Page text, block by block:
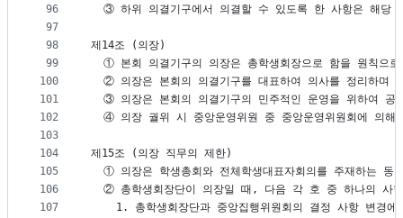
96
97
98
99
100
101
102
103
104
105
106
107
③ 하위 의결기구에서 의결할 수 있도록 한 사항은 해당
제14조 (의장)
① 본회 의결기구의 의장은 총학생회장으로 함을 원칙으
② 의장은 본회의 의결기구를 대표하여 의사를 정리하며
③ 의장은 본회의 의결기구의 민주적인 운영을 위하여 공
④ 의장 궐위 시 중앙운영위원 중 중앙운영위원회에 의해
제15조 (의장 직무의 제한)
① 의장은 학생총회와 전체학생대표자회의를 주재하는 동
② 총학생회장단이 의장일 때, 다음 각 호 중 하나의 사
1. 총학생회장단과 중앙집행위원회의 결정 사항 변경에